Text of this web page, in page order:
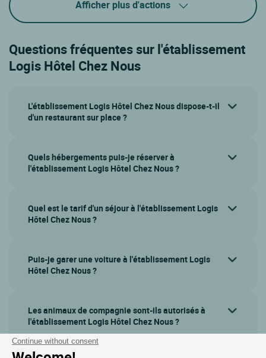
Continue without consent
Afficher plus d'actions
Questions fréquentes sur l'établissement
Logis Hôtel Chez Nous
L'établissement Logis Hôtel Chez Nous dispose-t-il
d'un restaurant sur place ?
Quels hébergements puis-je réserver à
l'établissement Logis Hôtel Chez Nous ?
Quel est le tarif d'un séjour à l'établissement Logis
Hôtel Chez Nous ?
Puis-je garer une voiture à l'établissement Logis
Hôtel Chez Nous ?
Les animaux de compagnie sont-ils autorisés à
l'établissement Logis Hôtel Chez Nous ?